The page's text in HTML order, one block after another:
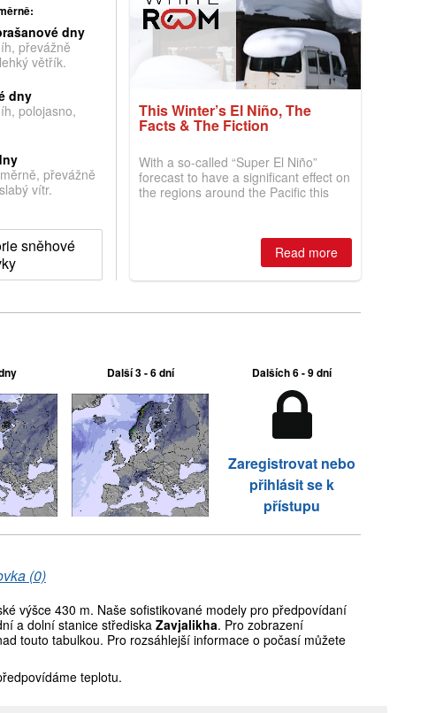
dny
převážně
větřík.
dny
polojasno,
převážně
vítr.
sněhové
This Winter’s El Niño, The
Facts & The Fiction
With a so-called “Super El Niño”
forecast to have a significant effect on
the regions around the Pacific this
where are the best odds?
Read more
Další 3 - 6 dní Dalších 6 - 9 dní
Zaregistrovat nebo
přihlásit se k
přístupu
(0)
výšce 430 m. Naše sofistikované modely pro předpovídaní
a dolní stanice střediska Zavjalikha. Pro zobrazení
touto tabulkou. Pro rozsáhlejší informace o počasí můžete
teplotu.